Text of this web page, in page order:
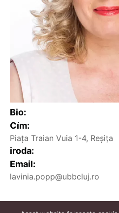
Bio:
Cím:
Piața Traian Vuia 1-4, Reșița
iroda:
Email:
lavinia.popp@ubbcluj.ro